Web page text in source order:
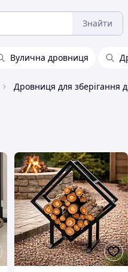
Знайти
Вулична дровниця
Дровниця для зберігання